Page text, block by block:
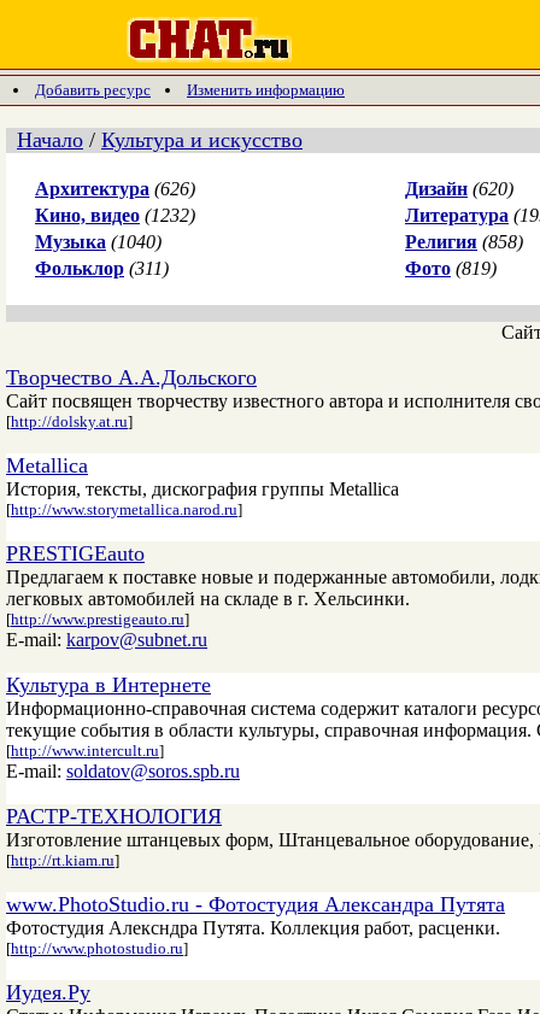
Добавить ресурс Изменить информацию
Начало / Культура и искусство
Архитектура (626) Дизайн (620)
Кино, видео (1232) Литература
Музыка (1040) Религия (858)
Фольклор (311) Фото (819)
Творчество А.А.Дольского
Сайт посвящен творчеству известного автора и исполнителя
[http://dolsky.at.ru]
Metallica
История, тексты, дискография группы Metallica
[http://www.storymetallica.narod.ru]
PRESTIGEauto
Предлагаем к поставке новые и подержанные автомобили,
легковых автомобилей на складе в г. Хельсинки.
[http://www.prestigeauto.ru]
E-mail: karpov@subnet.ru
Культура в Интернете
Информационно-справочная система содержит каталоги
текущие события в области культуры, справочная
[http://www.intercult.ru]
E-mail: soldatov@soros.spb.ru
РАСТР-ТЕХНОЛОГИЯ
Изготовление штанцевых форм, Штанцевальное
[http://rt.kiam.ru]
www.PhotoStudio.ru - Фотостудия Александра Путята
Фотостудия Алексндра Путята. Коллекция работ, расценки.
[http://www.photostudio.ru]
Иудея.Ру